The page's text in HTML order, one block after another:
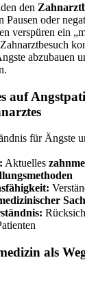
den
Pausen oder
verspüren ein
abzubauen
auf
für Ängste
Aktuelles
als